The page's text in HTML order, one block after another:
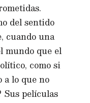
del sentido
cuando una
mundo que el
como si
a lo que no
Sus películas